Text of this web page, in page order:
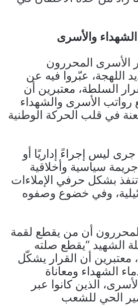
والأسرى
الأسرى المحررون
اللهجة، عبّروا فيه عن
السلطة، معتبرين أن
الأسرى والشهداء
في قلب الحركة الوطنية
جرى ليس إجراءً إداريًا أو
سياسية وأخلاقية
تنفذ بشكل حرفي الإملاءات
وفي خضوع وصفوه
أن من يقطع لقمة
الشهيد “يقطع صلته
معتبرين أن القرار يشكّل
الشهداء ومعاناة
الذين كانوا عبر
الحي للشعب